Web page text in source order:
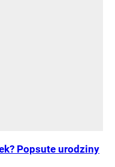
Popsute urodziny